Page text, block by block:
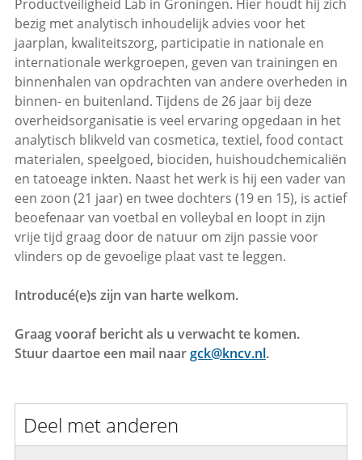
Productveiligheid Lab in Groningen. Hier houdt hij zich
bezig met analytisch inhoudelijk advies voor het
jaarplan, kwaliteitszorg, participatie in nationale en
internationale werkgroepen, geven van trainingen en
binnenhalen van opdrachten van andere overheden in
binnen- en buitenland. Tijdens de 26 jaar bij deze
overheidsorganisatie is veel ervaring opgedaan in het
analytisch blikveld van cosmetica, textiel, food contact
materialen, speelgoed, biociden, huishoudchemicaliën
en tatoeage inkten. Naast het werk is hij een vader van
een zoon (21 jaar) en twee dochters (19 en 15), is actief
beoefenaar van voetbal en volleybal en loopt in zijn
vrije tijd graag door de natuur om zijn passie voor
vlinders op de gevoelige plaat vast te leggen.
Introducé(e)s zijn van harte welkom.
Graag vooraf bericht als u verwacht te komen.
Stuur daartoe een mail naargck@kncv.nl.
Deel met anderen